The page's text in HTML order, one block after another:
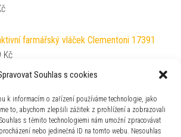
Souhlas s cookies
k informacím o zařízení používáme technologie, jako
to, abychom zlepšili zážitek z prohlížení a zobrazovali
s těmito technologiemi nám umožní zpracovávat
nebo jedinečná ID na tomto webu. Nesouhlas
farmářský vláček Clementoni 17391
Kč